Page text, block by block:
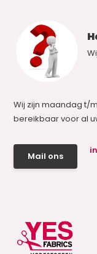
Wij zijn maandag t/
bereikbaar voor al
Mail ons